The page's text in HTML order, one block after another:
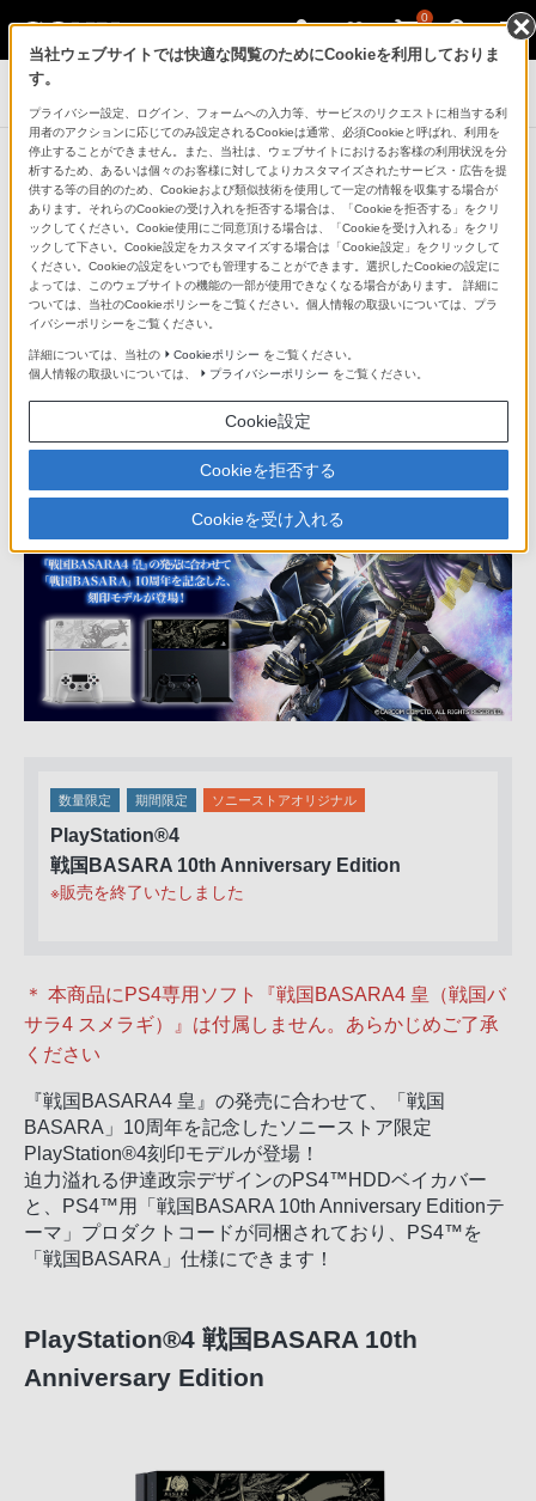
0
PlayStation®
PlayStation®4
戦国BASARA 10th Anniversary
Edition
販売を終了いたしました。
この度はご注文いただき、誠にありがとうございました
数量限定 期間限定 ソニーストアオリジナル
PlayStation®4
戦国BASARA 10th Anniversary Edition
※販売を終了いたしました
＊ 本商品にPS4専用ソフト『戦国BASARA4 皇（戦国バ
サラ4 スメラギ）』は付属しません。あらかじめご了承
ください
『戦国BASARA4 皇』の発売に合わせて、「戦国
BASARA」10周年を記念したソニーストア限定
PlayStation®4刻印モデルが登場！
迫力溢れる伊達政宗デザインのPS4™HDDベイカバー
と、PS4™用「戦国BASARA 10th Anniversary Editionテ
ーマ」プロダクトコードが同梱されており、PS4™を
「戦国BASARA」仕様にできます！
PlayStation®4 戦国BASARA 10th
Anniversary Edition
当社ウェブサイトでは快適な閲覧のためにCookieを利用しておりま
す。
プライバシー設定、ログイン、フォームへの入力等、サービスのリクエストに相当する利
用者のアクションに応じてのみ設定されるCookieは通常、必須Cookieと呼ばれ、利用を
停止することができません。また、当社は、ウェブサイトにおけるお客様の利用状況を分
析するため、あるいは個々のお客様に対してよりカスタマイズされたサービス・広告を提
供する等の目的のため、Cookieおよび類似技術を使用して一定の情報を収集する場合が
あります。それらのCookieの受け入れを拒否する場合は、「Cookieを拒否する」をクリ
ックしてください。Cookie使用にご同意頂ける場合は、「Cookieを受け入れる」をクリ
ックして下さい。Cookie設定をカスタマイズする場合は「Cookie設定」をクリックして
ください。Cookieの設定をいつでも管理することができます。選択したCookieの設定に
よっては、このウェブサイトの機能の一部が使用できなくなる場合があります。 詳細に
ついては、当社のCookieポリシーをご覧ください。個人情報の取扱いについては、プラ
イバシーポリシーをご覧ください。
詳細については、当社の Cookieポリシー をご覧ください。
個人情報の取扱いについては、
プライバシーポリシー をご覧ください。
Cookie設定
Cookieを拒否する
Cookieを受け入れる